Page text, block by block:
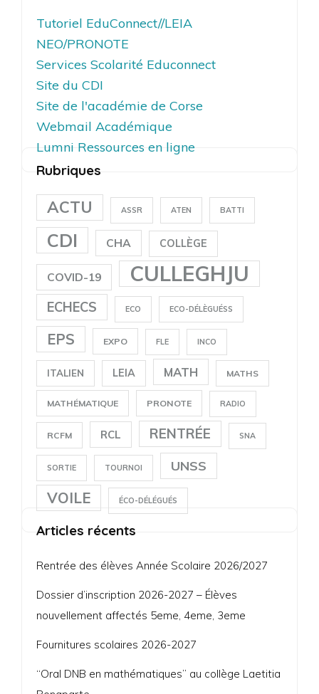
Tutoriel EduConnect//LEIA
NEO/PRONOTE
Services Scolarité Educonnect
Site du CDI
Site de l'académie de Corse
Webmail Académique
Lumni Ressources en ligne
Rubriques
ACTU ASSR ATEN BATTI
CDI CHA COLLÈGE
COVID-19 CULLEGHJU
ECHECS ECO ECO-DÉLÈGUÉSS
EPS EXPO FLE INCO
ITALIEN LEIA MATH MATHS
MATHÉMATIQUE PRONOTE RADIO
RCFM RCL RENTRÉE SNA
SORTIE TOURNOI UNSS
VOILE ÉCO-DÉLÉGUÉS
Articles récents
Rentrée des élèves Année Scolaire 2026/2027
Dossier d’inscription 2026-2027 – Élèves
nouvellement affectés 5eme, 4eme, 3eme
Fournitures scolaires 2026-2027
“Oral DNB en mathématiques” au collège Laetitia